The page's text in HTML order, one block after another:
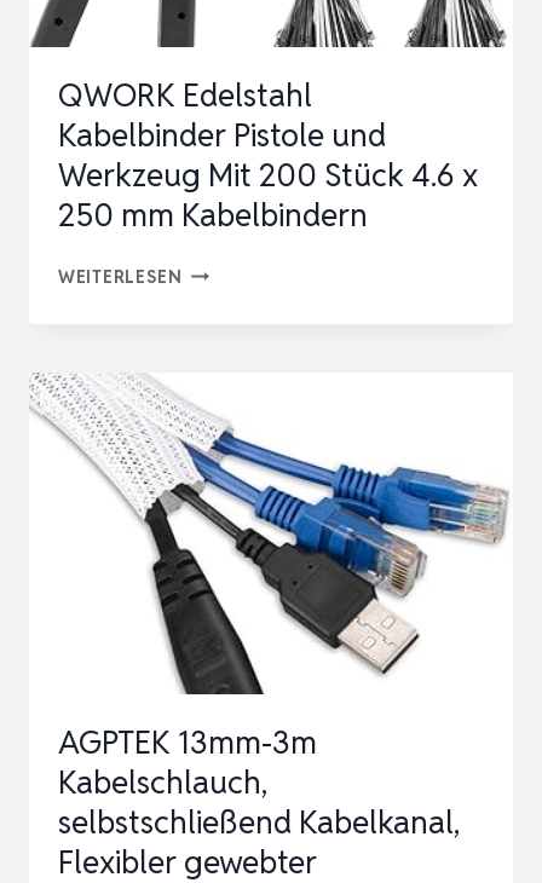
MM K
QWORK Edelstahl
Kabelbinder Pistole und
Werkzeug Mit 200 Stück 4.6 x
250 mm Kabelbindern
WEITERLESEN QWORK
UND
WERKZEUG
MIT
200
STÜCK
4.6
250
KABELBINDERN
AGPTEK 13mm-3m
Kabelschlauch,
selbstschließend Kabelkanal,
Flexibler gewebter